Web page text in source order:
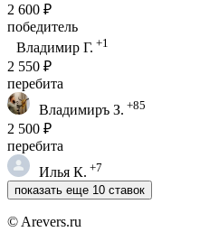
2 600 ₽
победитель
Владимир Г. +1
2 550 ₽
перебита
Владимиръ З. +85
2 500 ₽
перебита
Илья К. +7
показать еще 10 ставок
© Arevers.ru